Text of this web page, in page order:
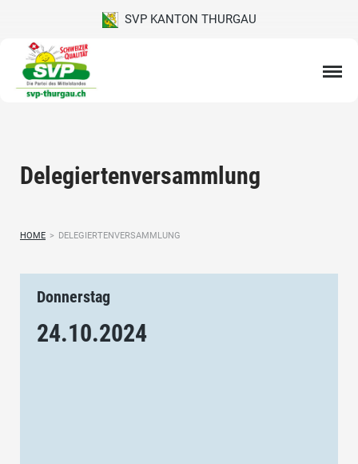
SVP KANTON THURGAU
Delegiertenversammlung
HOME > DELEGIERTENVERSAMMLUNG
Donnerstag
24.10.2024